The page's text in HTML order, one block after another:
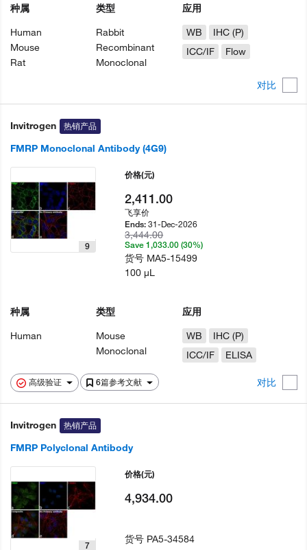
对比
种属
Human
Mouse
Rat
类型
Rabbit
Recombinant
Monoclonal
应用
WB
IHC (P)
ICC/IF
Flow
Invitrogen 热销产品
FMRP Monoclonal Antibody (4G9)
高级验证 6篇参考文献 对比
9
种属
Human
类型
Mouse
Monoclonal
应用
WB
IHC (P)
ICC/IF
ELISA
价格(元)
2,411.00
飞享价
Ends:31-Dec-2026
3,444.00
Save 1,033.00 (30%)
货号 MA5-15499
100 µL
Invitrogen 热销产品
FMRP Polyclonal Antibody
7
价格(元)
4,934.00
货号 PA5-34584